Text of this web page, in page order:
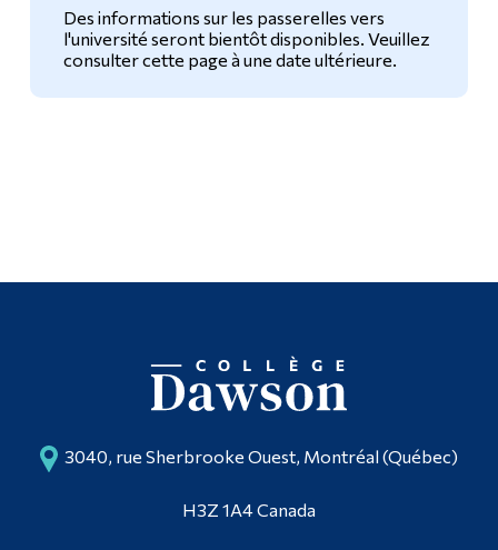
FAQ
Poursuivre la lecture
Des informations sur les passerelles vers
l'université seront bientôt disponibles. Veuillez
consulter cette page à une date ultérieure.
3040, rue Sherbrooke Ouest, Montréal (Québec)
H3Z 1A4 Canada
Futurs étudiants
Étudiants actuels